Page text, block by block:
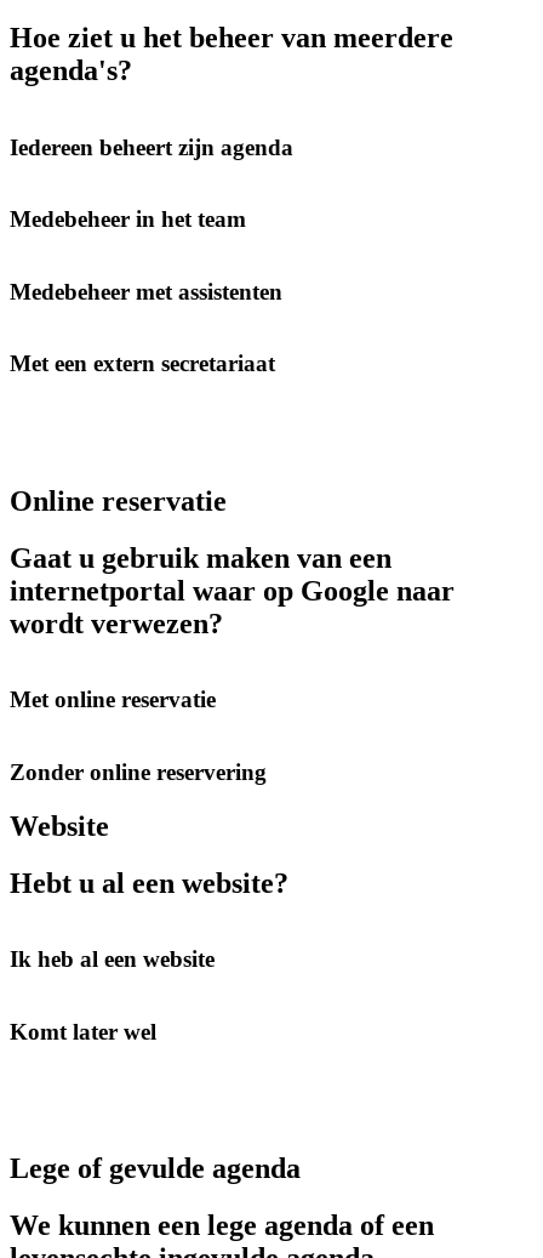
Hoe ziet u het beheer van meerdere
agenda's?
Iedereen beheert zijn agenda
Medebeheer in het team
Medebeheer met assistenten
Met een extern secretariaat
Online reservatie
Gaat u gebruik maken van een
internetportal waar op Google naar
wordt verwezen?
Met online reservatie
Zonder online reservering
Website
Hebt u al een website?
Ik heb al een website
Komt later wel
Lege of gevulde agenda
We kunnen een lege agenda of een